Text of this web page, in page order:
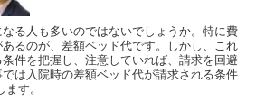
なる人も多いのではないでしょうか。特に費
るのが、差額ベッド代です。しかし、これ
件を把握し、注意していれば、請求を回避
は入院時の差額ベッド代が請求される条件
す。